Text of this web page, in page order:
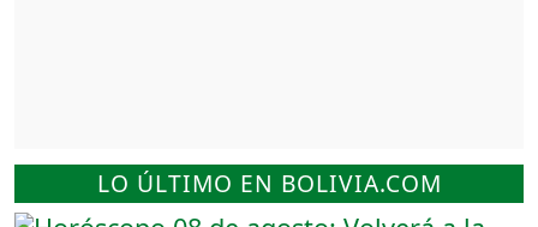
LO ÚLTIMO EN BOLIVIA.COM